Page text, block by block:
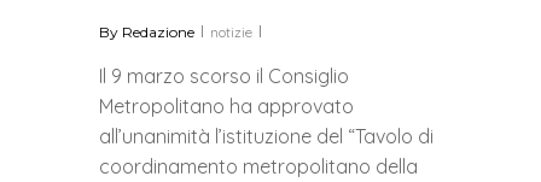
By Redazione notizie
Il 9 marzo scorso il Consiglio
Metropolitano ha approvato
all’unanimità l’istituzione del “Tavolo di
coordinamento metropolitano della